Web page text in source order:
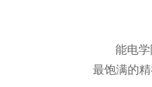
能电
最饱满的